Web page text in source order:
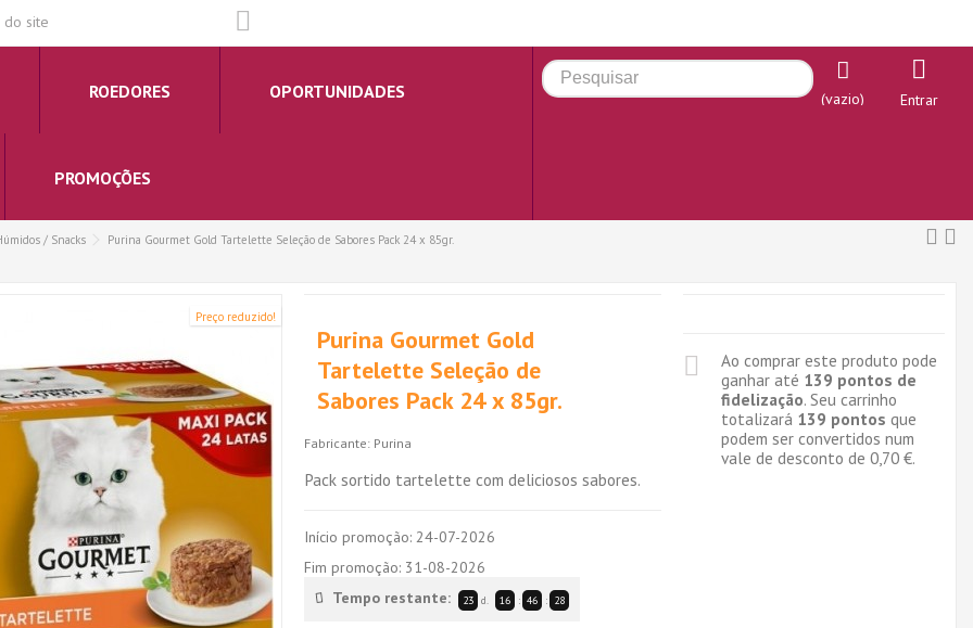
do site
ROEDORES OPORTUNIDADES
PROMOÇÕES
(vazio) Entrar
/ Snacks Purina Gourmet Gold Tartelette Seleção de Sabores Pack 24 x 85gr.
Preço reduzido!
Purina Gourmet Gold
Tartelette Seleção de
Sabores Pack 24 x 85gr.
Fabricante: Purina
Pack sortido tartelette com deliciosos sabores.
Início promoção:24-07-2026
Fim promoção: 31-08-2026
Tempo restante:
23 d. 16 : 46 : 27
Ao comprar este produto pode
ganhar até 139 pontos de
fidelização. Seu carrinho
totalizará 139 pontos que
podem ser convertidos num
vale de desconto de 0,70 €.